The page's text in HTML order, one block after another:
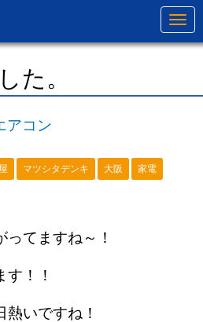
N
a
v
t
た。
アコン
マツシタデンキ 大阪 家電
てますね～！
！！
熱いですね！